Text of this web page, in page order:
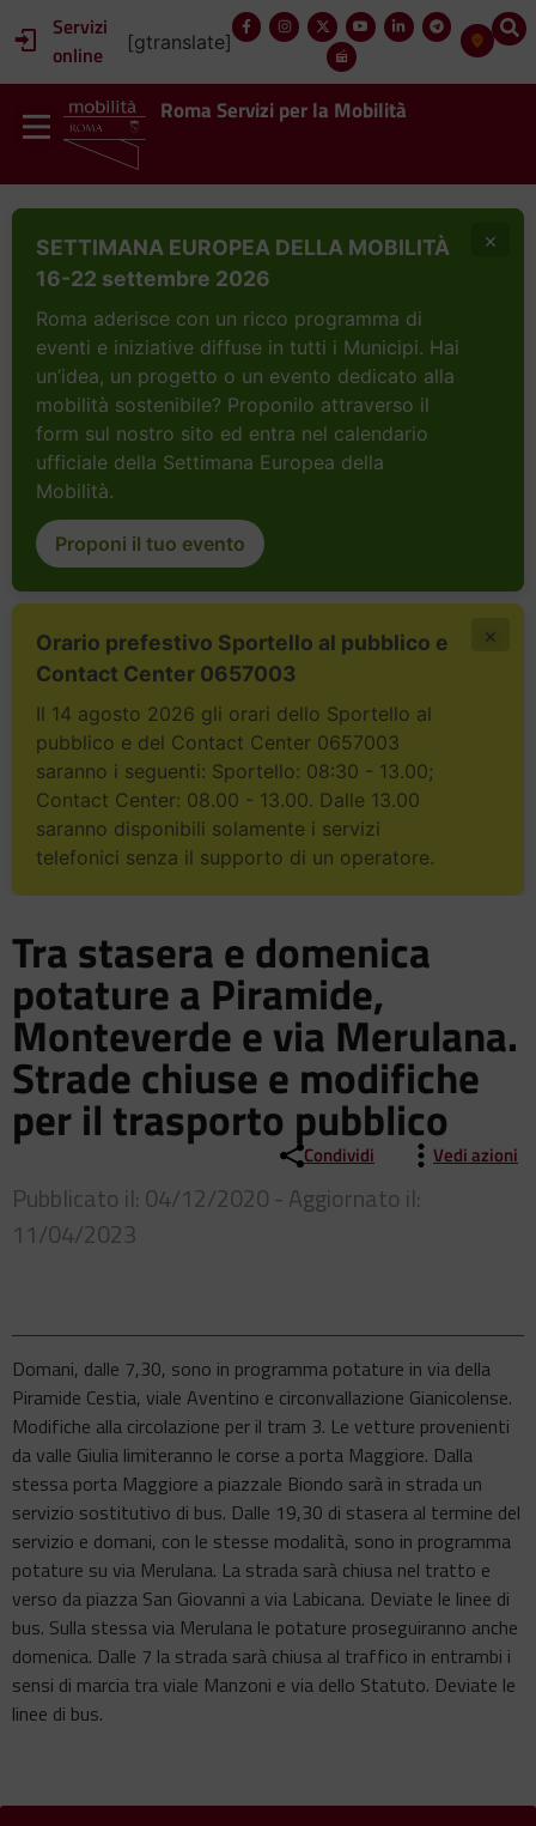
Servizi
online
[gtranslate]
Roma Servizi per la Mobilità
SETTIMANA EUROPEA DELLA MOBILITÀ
16-22 settembre 2026
Roma aderisce con un ricco programma di
eventi e iniziative diffuse in tutti i Municipi. Hai
un’idea, un progetto o un evento dedicato alla
mobilità sostenibile? Proponilo attraverso il
form sul nostro sito ed entra nel calendario
ufficiale della Settimana Europea della
Mobilità.
Proponi il tuo evento
×
Orario prefestivo Sportello al pubblico e
Contact Center 0657003
Il 14 agosto 2026 gli orari dello Sportello al
pubblico e del Contact Center 0657003
saranno i seguenti: Sportello: 08:30 - 13.00;
Contact Center: 08.00 - 13.00. Dalle 13.00
saranno disponibili solamente i servizi
telefonici senza il supporto di un operatore.
×
Tra stasera e domenica
potature a Piramide,
Monteverde e via Merulana.
Strade chiuse e modifiche
per il trasporto pubblico
Condividi Vedi azioni
Pubblicato il: 04/12/2020 - Aggiornato il:
11/04/2023
Domani, dalle 7,30, sono in programma potature in via della
Piramide Cestia, viale Aventino e circonvallazione Gianicolense.
Modifiche alla circolazione per il tram 3. Le vetture provenienti
da valle Giulia limiteranno le corse a porta Maggiore. Dalla
stessa porta Maggiore a piazzale Biondo sarà in strada un
servizio sostitutivo di bus. Dalle 19,30 di stasera al termine del
servizio e domani, con le stesse modalità, sono in programma
potature su via Merulana. La strada sarà chiusa nel tratto e
verso da piazza San Giovanni a via Labicana. Deviate le linee di
bus. Sulla stessa via Merulana le potature proseguiranno anche
domenica. Dalle 7 la strada sarà chiusa al traffico in entrambi i
sensi di marcia tra viale Manzoni e via dello Statuto. Deviate le
linee di bus.